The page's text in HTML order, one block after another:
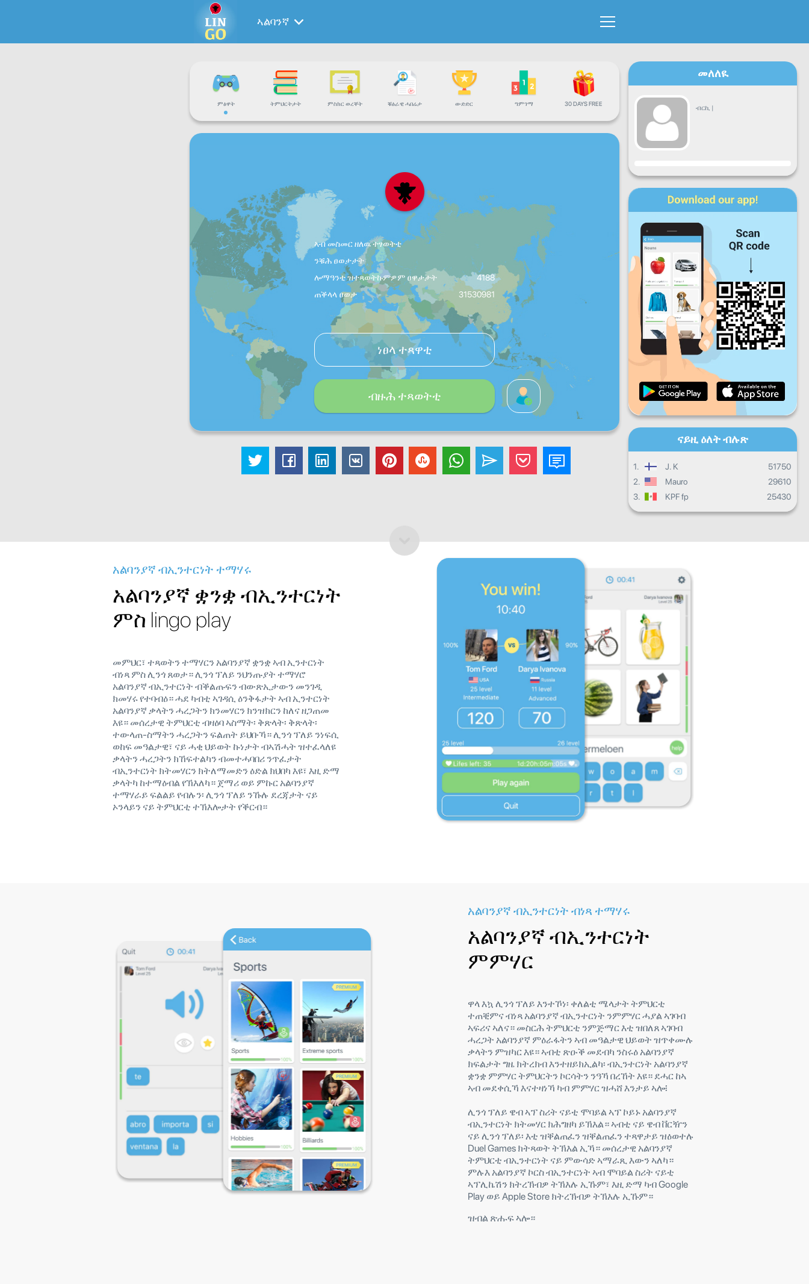
ኣልባንኛ
ምፅዋት ትምህርትታት ምስክር ወረቐት ቑፅራዊ ሓበሬታ ውድድር ግምገማ 30 DAYS FREE
ኣብ መስመር ዘለዉ ተፃወትቲ
ንቑሕ ፀወታታት
ሎማዓንቲ ዝተጻወትኩምዎም ፀዋታታት
4188
ጠቕላላ ፀወታ
31530981
ነፀላ ተጻዋቲ
ብዙሕ ተጻወትቲ
መለለዪ
ብርኪ |
ዕብየት
ሶኒ ረቡ ሓሙ
ቀዳ ሰን
መዓልታዊ ዕብየት
ወርሓዊ ዕብየት
ጠቕላላ ዕብየት
ናይዚ ዕለት ብሉጽ
1. J. K
51750
2.
Mauro
29610
3.
KPF fp 25430
አልባንያኛ ብኢንተርነት ተማሃሩ
አልባንያኛ ቋንቋ ብኢንተርነት
ምስ lingo play
መምህር፣ ተጻወትን ተማሃርን አልባንያኛ ቋንቋ ኣብ ኢንተርነት
ብነጻ ምስ ሊንጎ ጸወታ። ሊንጎ ፕለይ ንህንጡያት ተማሃሮ
አልባንያኛ ብኢንተርነት ብቕልጡፍን ብውጽኢታውን መንገዲ
ክመሃሩ የተባብዕ። ሓደ ካብቲ ኣገዳሲ ዕንቅፋታት ኣብ ኢንተርነት
አልባንያኛ ቃላትን ሓረጋትን ክንመሃርን ክንዝክርን ከለና ዘጋጠመ
እዩ። መሰረታዊ ትምህርቲ ብዛዕባ ኣስማት፡ ቅጽላት፡ ቅጽላት፡
ተውላጠ-ስማትን ሓረጋትን ፍልጠት ይህቡኻ። ሊንጎ ፕለይ ንነፍሲ ​​
ወከፍ መዓልታዊ፣ ናይ ሓቂ ህይወት ኩነታት ብኣሽሓት ዝተፈላለዩ
ቃላትን ሓረጋትን ክኸፍተልካን ብመተሓባበሪ ንጥፈታት
ብኢንተርነት ክትመሃርን ክትለማመድን ዕድል ክህበካ እዩ፣ እዚ ድማ
ቃላትካ ከተማዕብል የኽእለካ። ጀማሪ ወይ ምኩር አልባንያኛ
ተማሃራይ ፍልልይ የብሉን፡ ሊንጎ ፕለይ ንኹሉ ደረጃታት ናይ
ኦንላይን ናይ ትምህርቲ ተኽእሎታት የቕርብ።
አልባንያኛ ብኢንተርነት ብነጻ ተማሃሩ
አልባንያኛ ብኢንተርነት
ምምሃር
ዋላ እኳ ሊንጎ ፕለይ እንተኾነ፡ ቀለልቲ ሜላታት ትምህርቲ
ተጠቒምና ብነጻ አልባንያኛ ብኢንተርነት ንምምሃር ሓያል ኣገባብ
ኣፍሪና ኣለና። መስርሕ ትምህርቲ ንምጅማር እቲ ዝበለጸ ኣገባብ
ሓረጋት አልባንያኛ ምዕራፋትን ኣብ መዓልታዊ ህይወት ዝጥቀሙሉ
ቃላትን ምዝካር እዩ። ኣብቲ ጽዑቕ መደብካ ንስሩዕ አልባንያኛ
ክፍልታት ግዜ ክትረክብ እንተዘይክኢልካ፡ ብኢንተርነት አልባንያኛ
ቋንቋ ምምሃር ትምህርትን ኮርሳትን ንዓኻ በረኸት እዩ። ደሓር ከኣ
ኣብ መደቀሲኻ እናተዛነኻ ካብ ምምሃር ዝሓሸ እንታይ ኣሎ፧
ሊንጎ ፕለይ ዌብ ኣፕ ስሪት ናይቲ ሞባይል ኣፕ ኮይኑ አልባንያኛ
ብኢንተርነት ክትመሃር ክሕግዘካ ይኽእል። ኣብቲ ናይ ዌብ ቨርዥን
ናይ ሊንጎ ፕለይ፡ እቲ ዝቐልጠፈን ዝቐልጠፈን ተጻዋታይ ዝዕወተሉ
Duel Games ክትጻወት ትኽእል ኢኻ። መሰረታዊ አልባንያኛ
ትምህርቲ ብኢንተርነት ናይ ምውሳድ ኣማራጺ እውን ኣለካ።
ምሉእ አልባንያኛ ኮርስ ብኢንተርነት ኣብ ሞባይል ስሪት ናይቲ
ኣፕሊኬሽን ክትረኽብዎ ትኽእሉ ኢኹም፣ እዚ ድማ ካብ Google
Play ወይ Apple Store ክትረኽብዎ ትኽእሉ ኢኹም።
ዝብል ጽሑፍ ኣሎ።